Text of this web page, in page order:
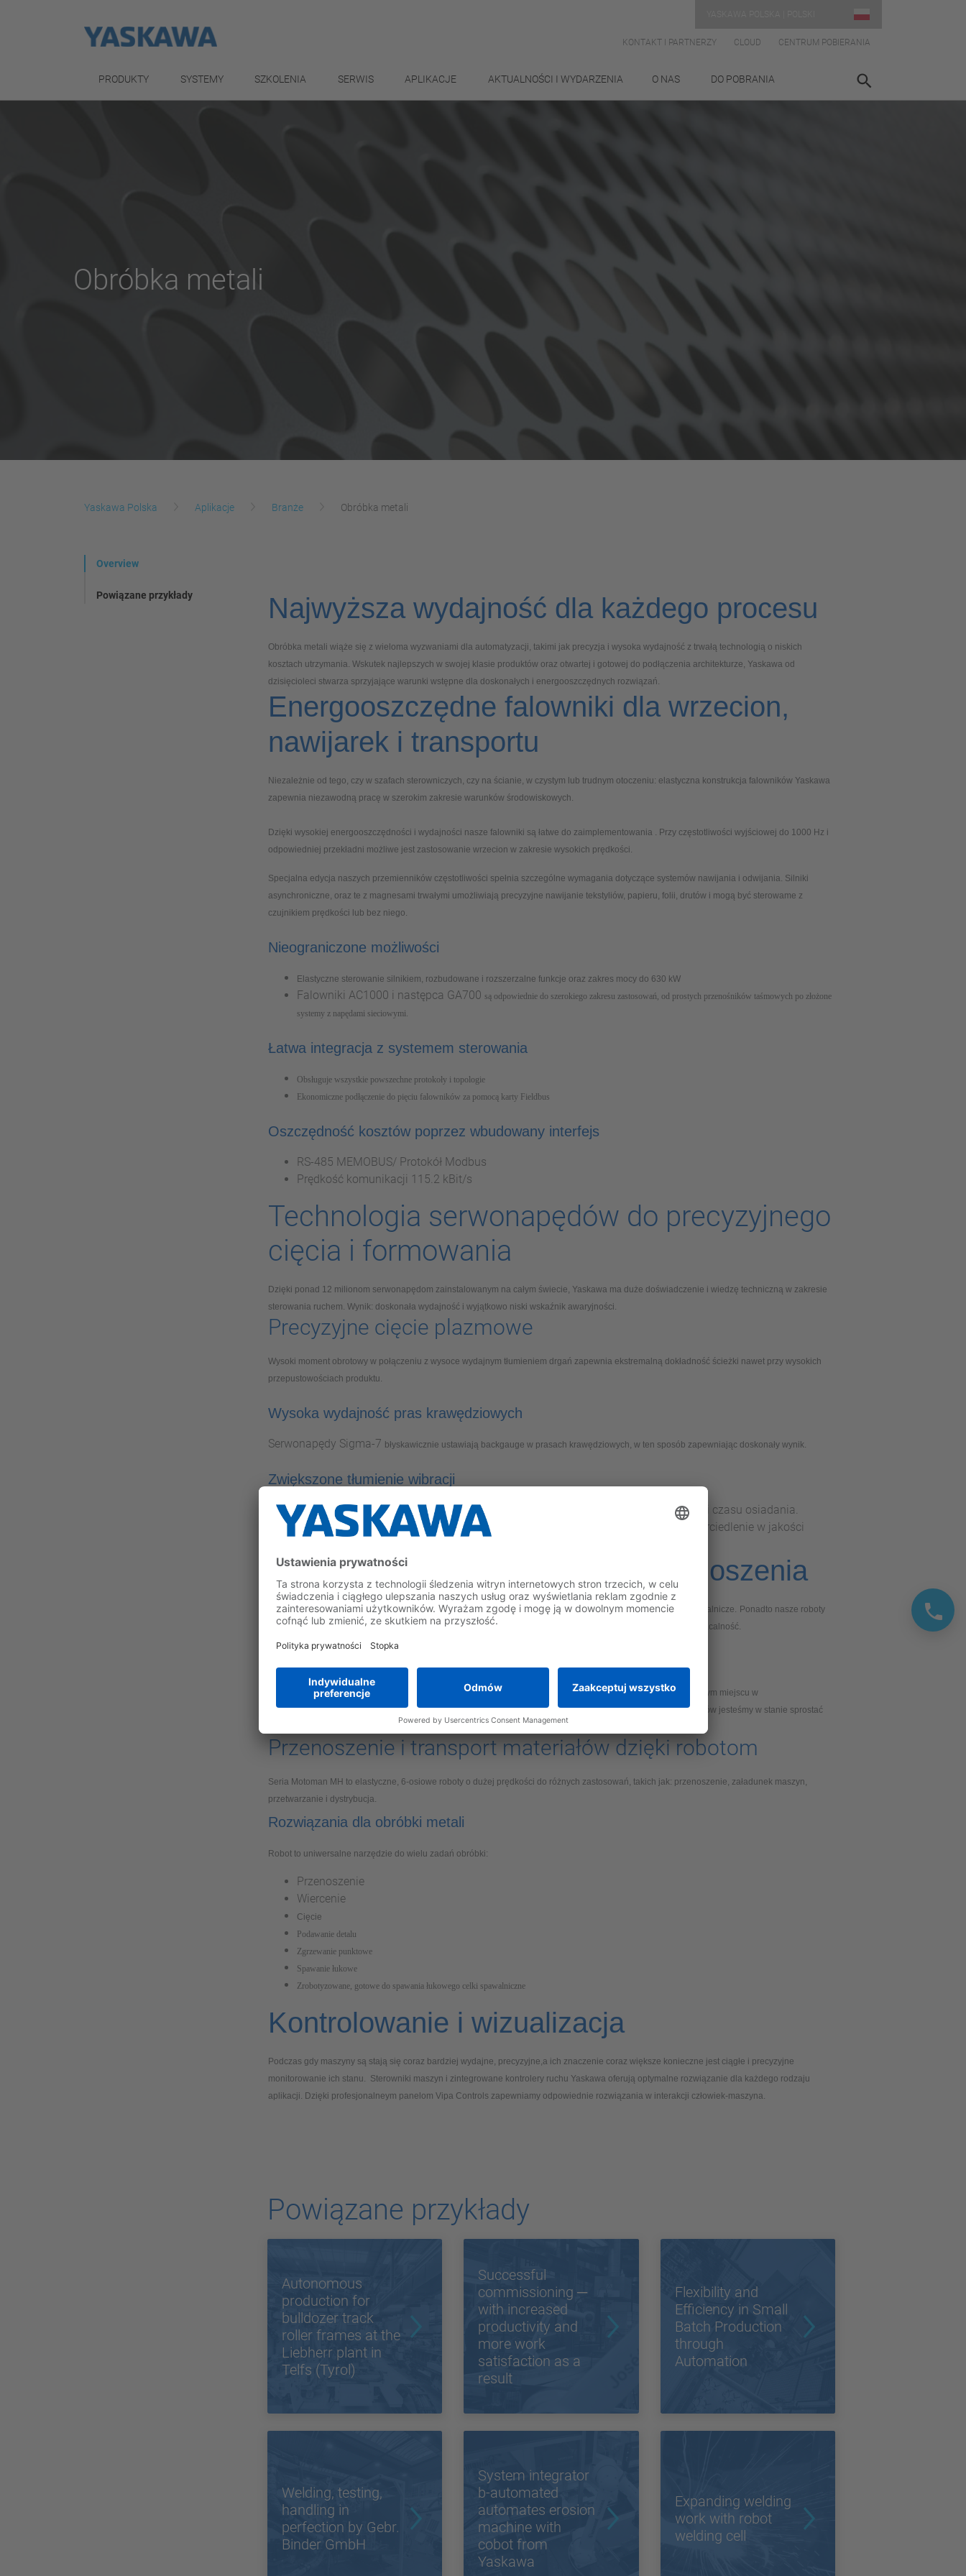
KONTAKT I PARTNERZY CLOUD CENTRUM POBIERANIA
PRODUKTY SYSTEMY SZKOLENIA SERWIS APLIKACJE AKTUALNOŚCI I WYDARZENIA O NAS DO POBRANIA
Obróbka metali
Yaskawa Polska Aplikacje Branże Obróbka metali
Overview
Powiązane przykłady Najwyższa wydajność dla każdego procesu
Obróbka metali wiąże się z wieloma wyzwaniami dla automatyzacji, takimi jak precyzja i wysoka wydajność z trwałą technologią o niskich
kosztach utrzymania. Wskutek najlepszych w swojej klasie produktów oraz otwartej i gotowej do podłączenia architekturze, Yaskawa od
dzisięcioleci stwarza sprzyjające warunki wstępne dla doskonałych i energooszczędnych rozwiązań.
Energooszczędne falowniki dla wrzecion,
nawijarek i transportu
Niezależnie od tego, czy w szafach sterowniczych, czy na ścianie, w czystym lub trudnym otoczeniu: elastyczna konstrukcja falowników Yaskawa
zapewnia niezawodną pracę w szerokim zakresie warunków środowiskowych.
Dzięki wysokiej energooszczędności i wydajności nasze falowniki są łatwe do zaimplementowania . Przy częstotliwości wyjściowej do 1000 Hz i
odpowiedniej przekładni możliwe jest zastosowanie wrzecion w zakresie wysokich prędkości.
Specjalna edycja naszych przemienników częstotliwości spełnia szczególne wymagania dotyczące systemów nawijania i odwijania. Silniki
asynchroniczne, oraz te z magnesami trwałymi umożliwiają precyzyjne nawijanie tekstyliów, papieru, folii, drutów i mogą być sterowame z
czujnikiem prędkości lub bez niego.
Nieograniczone możliwości
Elastyczne sterowanie silnikiem, rozbudowane i rozszerzalne funkcje oraz zakres mocy do 630 kW
Falowniki AC1000 i następca GA700 są odpowiednie do szerokiego zakresu zastosowań, od prostych przenośników taśmowych po złożone
systemy z napędami sieciowymi.
Łatwa integracja z systemem sterowania
Obsługuje wszystkie powszechne protokoły i topologie
Ekonomiczne podłączenie do pięciu falowników za pomocą karty Fieldbus
Oszczędność kosztów poprzez wbudowany interfejs
RS-485 MEMOBUS/ Protokół Modbus
Prędkość komunikacji 115.2 kBit/s
Technologia serwonapędów do precyzyjnego
cięcia i formowania
Dzięki ponad 12 milionom serwonapędom zainstalowanym na całym świecie, Yaskawa ma duże doświadczenie i wiedzę techniczną w zakresie
sterowania ruchem. Wynik: doskonała wydajność i wyjątkowo niski wskaźnik awaryjności.
Precyzyjne cięcie plazmowe
Wysoki moment obrotowy w połączeniu z wysoce wydajnym tłumieniem drgań zapewnia ekstremalną dokładność ścieżki nawet przy wysokich
przepustowościach produktu.
Wysoka wydajność pras krawędziowych
Serwonapędy Sigma-7 błyskawicznie ustawiają backgauge w prasach krawędziowych, w ten sposób zapewniając doskonały wynik.
Zwiększone tłumienie wibracji
Funkcje tłumienia wibracji zostały ulepszone i rozszerzone w celu dalszej optymalizacji czasu osiadania.
Zmniejsza to wibracje i rezonanse podczas pracy i zatrzymywania. Znajduje to odzwierciedlenie w jakości
Roboty do spawania, cięcia i przenoszenia
Yaskawa oferuje specjalne roboty spawalnicze, wysokiej jakości pozycjonery, tory jezdne i gotowe systemy spawalnicze. Ponadto nasze roboty
są najlepszym rozwiązaniem do przenoszenia podawania materiału ze względu na ich szybkość, precyzję i opłacalność.
Dzięki ponad 30-letniemu doświadczeniu i udziałowi w rynku przekraczającemu 30% *, Yaskawa jest na pierwszym miejscu w
zautomatyzowanych ścieżkach spawania. Do opracowywania i budowy systemów, a także programowania robotów jesteśmy w stanie sprostać
Przenoszenie i transport materiałów dzięki robotom
Seria Motoman MH to elastyczne, 6-osiowe roboty o dużej prędkości do różnych zastosowań, takich jak: przenoszenie, załadunek maszyn,
przetwarzanie i dystrybucja.
Rozwiązania dla obróbki metali
Robot to uniwersalne narzędzie do wielu zadań obróbki:
Przenoszenie
Wiercenie
Cięcie
Podawanie detalu
Zgrzewanie punktowe
Spawanie łukowe
Zrobotyzowane, gotowe do spawania łukowego celki spawalniczne
Kontrolowanie i wizualizacja
Podczas gdy maszyny są stają się coraz bardziej wydajne, precyzyjne,a ich znaczenie coraz większe konieczne jest ciągłe i precyzyjne
monitorowanie ich stanu. Sterowniki maszyn i zintegrowane kontrolery ruchu Yaskawa oferują optymalne rozwiązanie dla każdego rodzaju
aplikacji. Dzięki profesjonalneym panelom Vipa Controls zapewniamy odpowiednie rozwiązania w interakcji człowiek-maszyna.
Powiązane przykłady
Autonomous
production for
bulldozer track
roller frames at the
Liebherr plant in
Telfs (Tyrol)
Successful
commissioning ─
with increased
productivity and
more work
satisfaction as a
result
Flexibility and
Efficiency in Small
Batch Production
through
Automation
Welding, testing,
handling in
perfection by Gebr.
Binder GmbH
System integrator
b-automated
automates erosion
machine with
cobot from
Yaskawa
Expanding welding
work with robot
welding cell